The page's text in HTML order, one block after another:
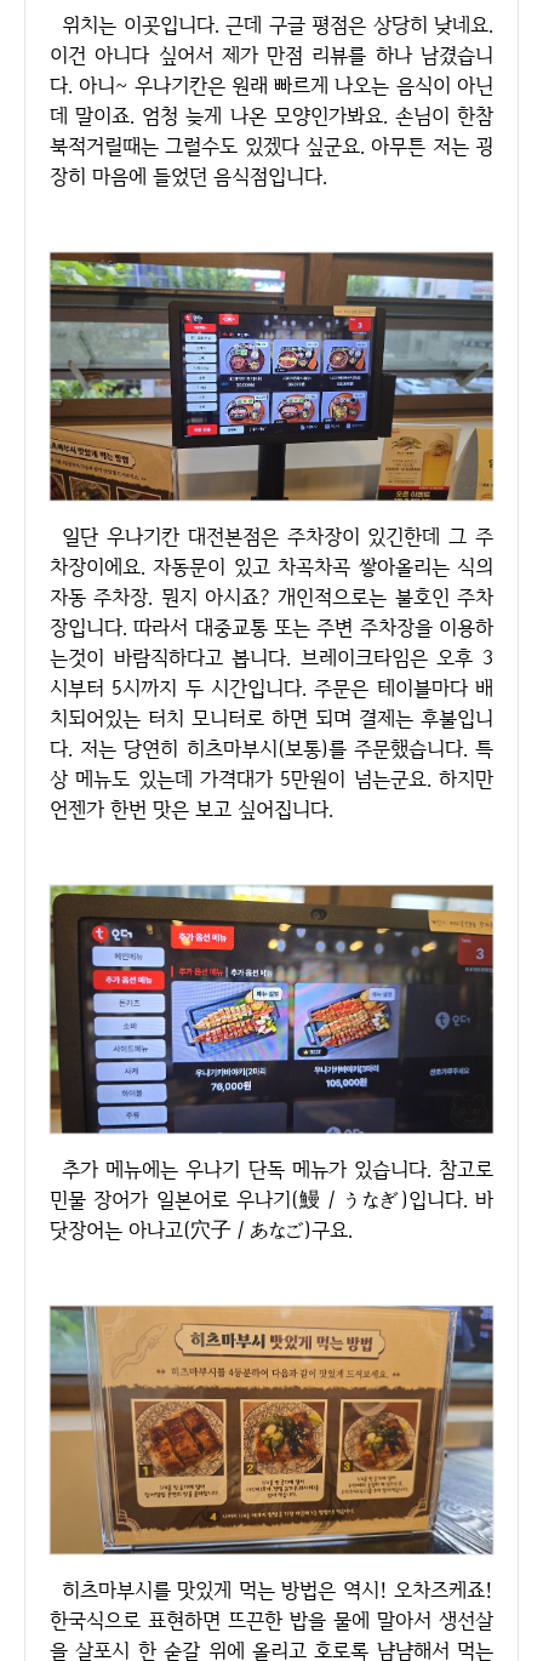
위치는 이곳입니다. 근데 구글 평점은 상당히 낮네요.
이건 아니다 싶어서 제가 만점 리뷰를 하나 남겼습니
다. 아니~ 우나기칸은 원래 빠르게 나오는 음식이 아닌
데 말이죠. 엄청 늦게 나온 모양인가봐요. 손님이 한참
북적거릴때는 그럴수도 있겠다 싶군요. 아무튼 저는 굉
장히 마음에 들었던 음식점입니다.
일단 우나기칸 대전본점은 주차장이 있긴한데 그 주
차장이에요. 자동문이 있고 차곡차곡 쌓아올리는 식의
자동 주차장. 뭔지 아시죠? 개인적으로는 불호인 주차
장입니다. 따라서 대중교통 또는 주변 주차장을 이용하
는것이 바람직하다고 봅니다. 브레이크타임은 오후 3
시부터 5시까지 두 시간입니다. 주문은 테이블마다 배
치되어있는 터치 모니터로 하면 되며 결제는 후불입니
다. 저는 당연히 히츠마부시(보통)를 주문했습니다. 특
상 메뉴도 있는데 가격대가 5만원이 넘는군요. 하지만
언젠가 한번 맛은 보고 싶어집니다.
추가 메뉴에는 우나기 단독 메뉴가 있습니다. 참고로
민물 장어가 일본어로 우나기(鰻／うなぎ)입니다. 바
닷장어는 아나고(穴子／あなご)구요.
히츠마부시를 맛있게 먹는 방법은 역시! 오차즈케죠!
한국식으로 표현하면 뜨끈한 밥을 물에 말아서 생선살
을 살포시 한 숟갈 위에 올리고 호로록 냠냠해서 먹는